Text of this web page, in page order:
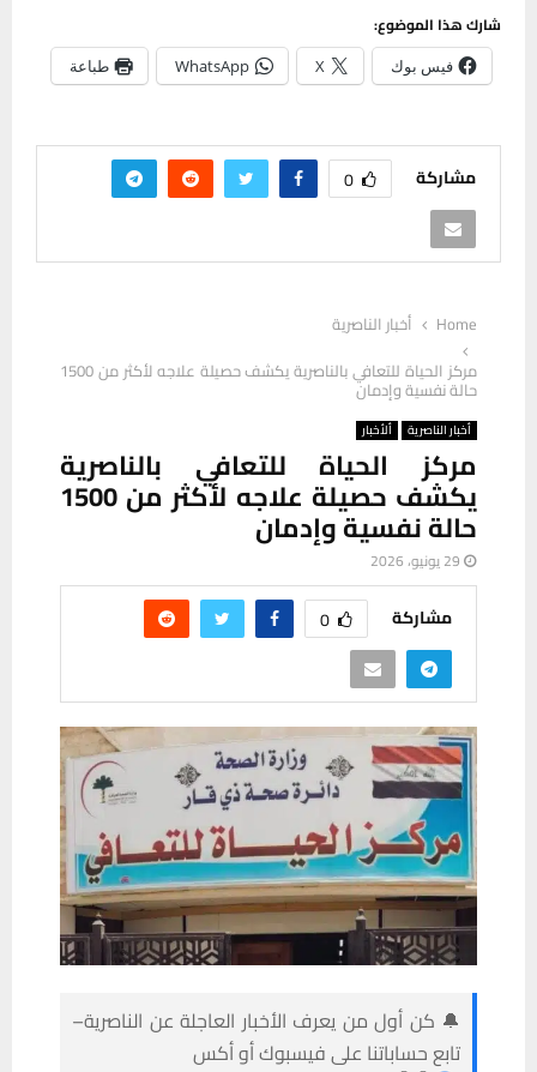
شارك هذا الموضوع:
فيس بوك X
WhatsApp طباعة
مشاركة 0
Home
أخبار الناصرية
مركز الحياة للتعافي بالناصرية يكشف حصيلة علاجه لأكثر من 1500
حالة نفسية وإدمان
أخبار الناصرية ألأخبار
مركز الحياة للتعافي بالناصرية
يكشف حصيلة علاجه لأكثر من 1500
حالة نفسية وإدمان
29 يونيو، 2026
مشاركة 0
🔔 كن أول من يعرف الأخبار العاجلة عن الناصرية–
تابع حساباتنا على فيسبوك أو أكس